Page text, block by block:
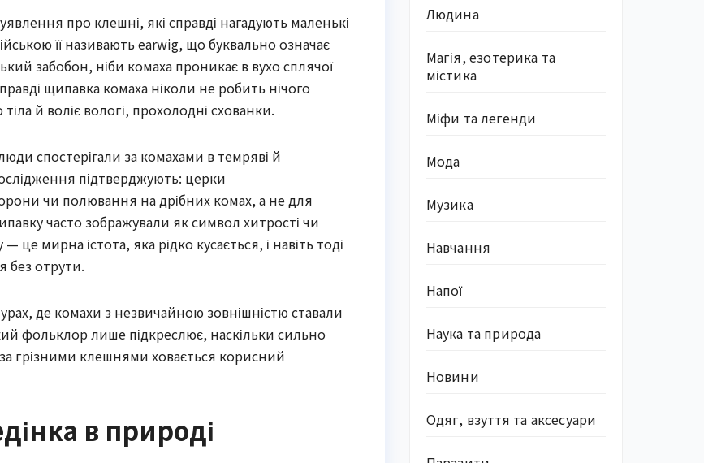
про клешні, які справді нагадують маленькі
її називають earwig, що буквально означає
забобон, ніби комаха проникає в вухо сплячої
щипавка комаха ніколи не робить нічого
й воліє вологі, прохолодні схованки.
спостерігали за комахами в темряві й
підтверджують: церки
чи полювання на дрібних комах, а не для
часто зображували як символ хитрості чи
мирна істота, яка рідко кусається, і навіть тоді
без отрути.
де комахи з незвичайною зовнішністю ставали
фольклор лише підкреслює, наскільки сильно
грізними клешнями ховається корисний
в природі
Людина
Магія, езотерика та
містика
Міфи та легенди
Мода
Музика
Навчання
Напої
Наука та природа
Новини
Одяг, взуття та аксесуари